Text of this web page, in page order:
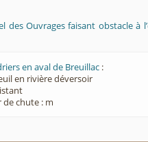
des Ouvrages faisant obstacle à
en aval de Breuillac :
en rivière déversoir
chute : m